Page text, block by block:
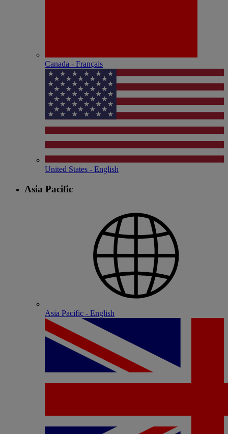
Canada - Français
United States - English
Asia Pacific
Asia Pacific - English